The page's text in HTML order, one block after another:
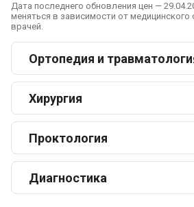
Дата последнего обновления цен —
меняться в зависимости от медицинского
врачей.
Ортопедия и
Хирургия
Проктология
Диагностика